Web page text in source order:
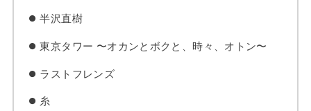
半沢直樹
東京タワー 〜オカンとボクと、時々、オトン〜
ラストフレンズ
糸